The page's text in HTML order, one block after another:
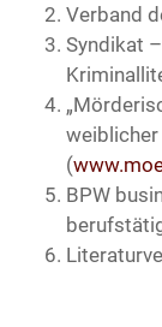
Verband
Syndikat
(
BPW